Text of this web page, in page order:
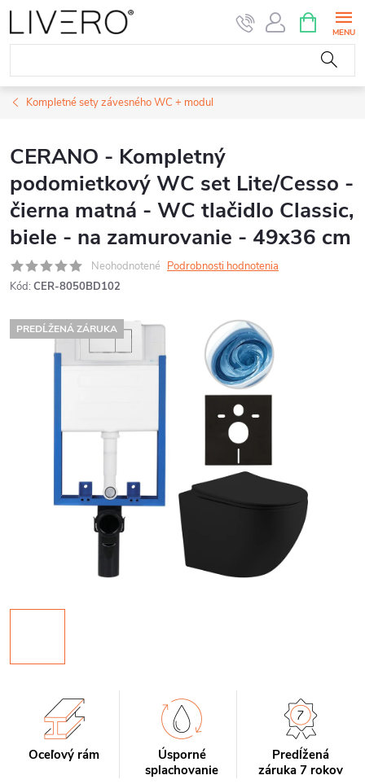
Prejsť
na
obsah
KOŠÍK
Kompletné sety závesného WC + modul
CERANO - Kompletný
podomietkový WC set Lite/Cesso -
čierna matná - WC tlačidlo Classic,
biele - na zamurovanie - 49x36 cm
Neohodnotené Podrobnosti hodnotenia
Kód: CER-8050BD102
PREDĹŽENÁ ZÁRUKA
Oceľový rám
Úsporné
splachovanie
Predĺžená
záruka 7 rokov